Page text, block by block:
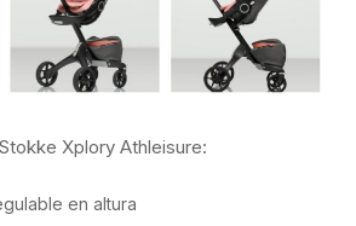
Xplory Athleisure:
en altura